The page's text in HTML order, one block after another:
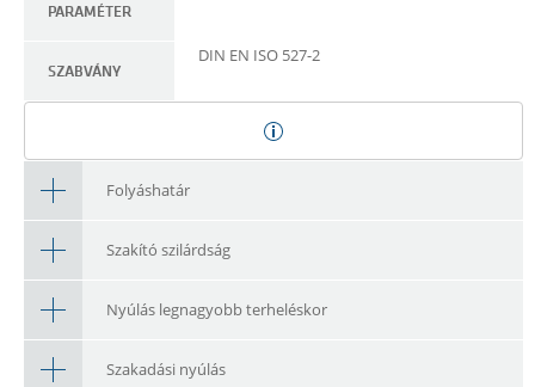
PARAMÉTER
SZABVÁNY
DIN EN ISO 527-2
Folyáshatár
Szakító szilárdság
Nyúlás legnagyobb terheléskor
Szakadási nyúlás